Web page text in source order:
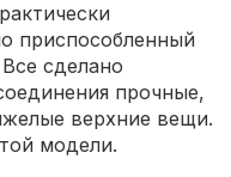
приспособленный
сделано
прочные,
верхние вещи.
модели.